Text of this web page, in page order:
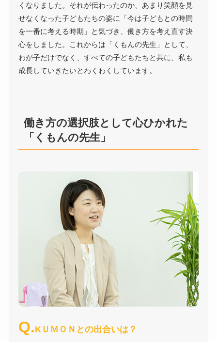
くなりました。それが伝わったのか、あまり笑顔を見
せなくなった子どもたちの姿に「今は子どもとの時間
を一番に考える時期」と気づき、働き方を考え直す決
心をしました。これからは「くもんの先生」として、
わが子だけでなく、すべての子どもたちと共に、私も
成長していきたいとわくわくしています。
働き方の選択肢として心ひかれた
「くもんの先生」
Q.KＵＭＯＮとの出合いは？